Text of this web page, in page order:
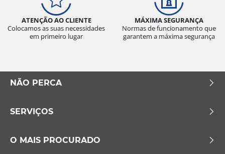
ATENÇÃO AO CLIENTE
Colocamos as suas necessidades
em primeiro lugar
MÁXIMA SEGURANÇA
Normas de funcionamento que
garantem a máxima segurança
NÃO PERCA
SERVIÇOS
O MAIS PROCURADO